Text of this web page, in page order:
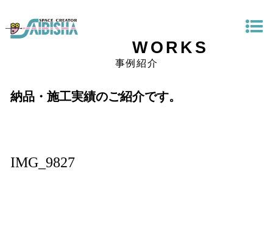
WORKS
事例紹介
納品・施工実績のご紹介です。
IMG_9827